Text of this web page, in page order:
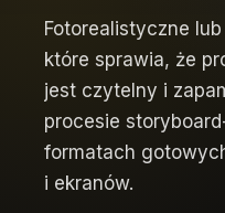
Fotorealistyczne
które sprawia, że
jest czytelny i
procesie
formatach
i ekranów.